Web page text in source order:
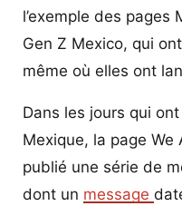
l’exemple des pages
Gen Z Mexico, qui
même où elles ont
Dans les jours qui
Mexique, la page We
publié une série de
dont un message